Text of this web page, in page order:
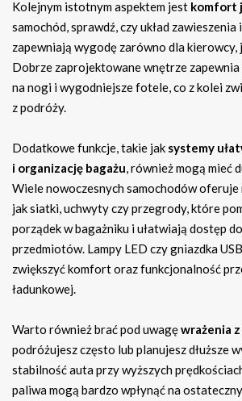
Kolejnym istotnym aspektem jest komfort
samochód, sprawdź, czy układ
zapewniają wygodę zarówno dla kierowcy,
Dobrze zaprojektowane wnętrze
na nogi i wygodniejsze fotele, co z kolei
z podróży.
Dodatkowe funkcje, takie jak systemy
i organizację bagażu, również mogą mieć
Wiele nowoczesnych samochodów
jak siatki, uchwyty czy przegrody, które
porządek w bagażniku i ułatwiają dostęp
przedmiotów. Lampy LED czy gniazdka
zwiększyć komfort oraz funkcjonalność
ładunkowej.
Warto również brać pod uwagęwrażenia
podróżujesz często lub planujesz dłuższe
stabilność auta przy wyższych
paliwa mogą bardzo wpłynąć na